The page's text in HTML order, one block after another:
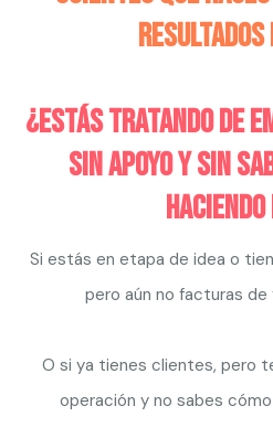
resultados
¿Estás tratando de
sin apoyo y sin
haciendo
Si estás en etapa de idea o
pero aún no facturas
O si ya tienes clientes, pero
operación y no sabes